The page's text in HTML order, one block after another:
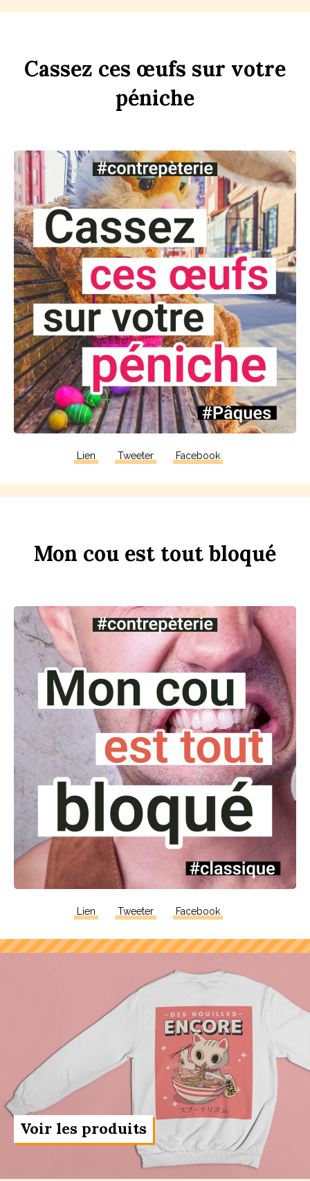
Cassez ces œufs sur votre
péniche
Lien Tweeter Facebook
Mon cou est tout bloqué
Lien Tweeter Facebook
Voir les produits